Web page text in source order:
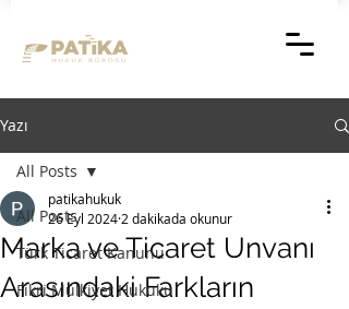
Yazı
All Posts
Türk Ticaret Kanunu
Fikri Mülkiyet Hukuku
All Posts
Marka ve Ticaret Unvanı
Arasındaki Farkların
patikahukuk
26 Eyl 2024 2 dakikada okunur